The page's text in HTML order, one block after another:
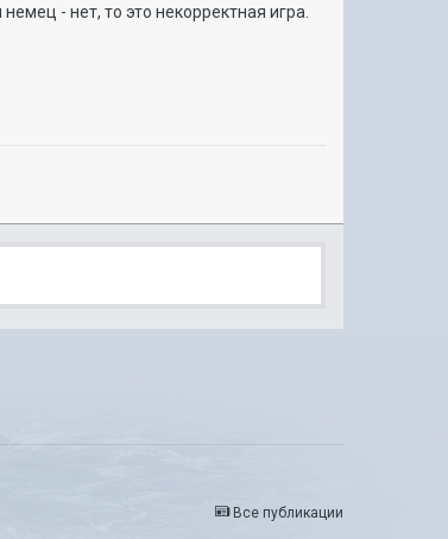
- нет, то это некорректная игра.
Все публикации